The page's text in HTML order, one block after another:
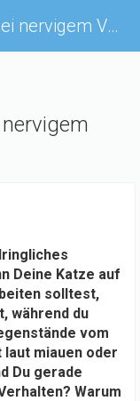
Freche Katzen - 3 Tipps bei nervigem Verhalten
Deine Katze auf
solltest,
während du
vom
miauen oder
Du gerade
Warum